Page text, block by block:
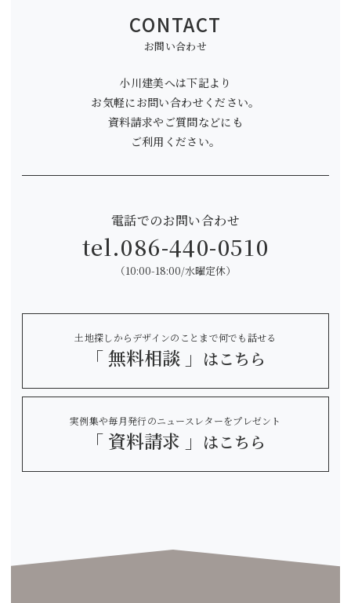
CONTACT
お問い合わせ
小川建美へは下記より
お気軽にお問い合わせください。
資料請求やご質問などにも
ご利用ください。
電話でのお問い合わせ
tel.086-440-0510
（10:00-18:00/水曜定休）
土地探しからデザインのことまで何でも話せる
「 無料相談 」 はこちら
実例集や毎月発行のニュースレターをプレゼント
「 資料請求 」 はこちら